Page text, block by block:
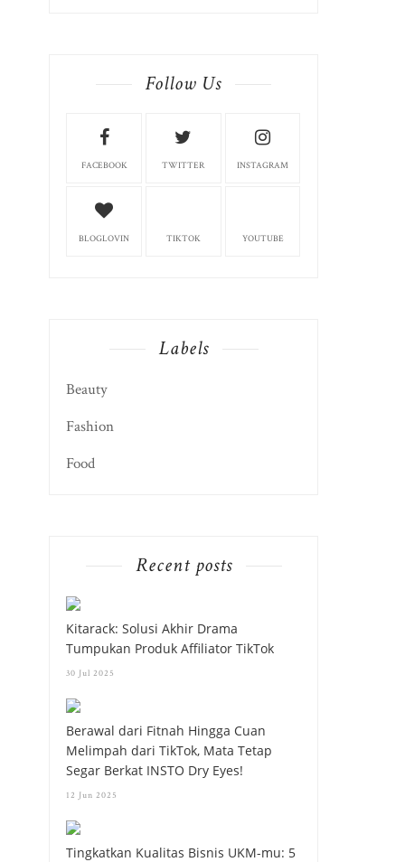
Follow Us
FACEBOOK TWITTER INSTAGRAM
BLOGLOVIN TIKTOK YOUTUBE
Labels
Beauty
Fashion
Food
Recent posts
Kitarack: Solusi Akhir Drama
Tumpukan Produk Affiliator TikTok
30 Jul 2025
Berawal dari Fitnah Hingga Cuan
Melimpah dari TikTok, Mata Tetap
Segar Berkat INSTO Dry Eyes!
12 Jun 2025
Tingkatkan Kualitas Bisnis UKM-mu: 5